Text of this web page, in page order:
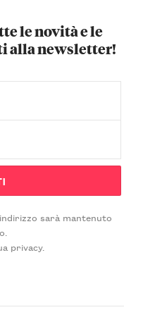
le novità e le
alla newsletter!
sarà mantenuto
privacy.